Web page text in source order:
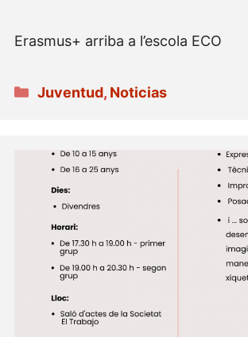
Erasmus+ arriba a l’escola ECO
Categorías
Juventud, Noticias